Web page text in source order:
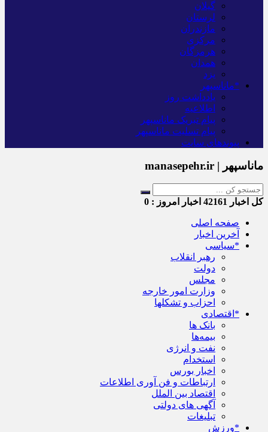
گیلان
لرستان
مازندران
مرکزی
هرمزگان
همدان
یزد
*ماناسپهر
یادداشت روز
اطلاعیه
پیام تبریک ماناسپهر
پیام تسلیت ماناسپهر
پیوندهای سایت
ماناسپهر | manasepehr.ir
کل اخبار اخبار امروز : 0
صفحه اصلی
آخرین اخبار
*سیاسی
رهبر انقلاب
دولت
مجلس
وزارت امور خارجه
احزاب و تشکلها
*اقتصادی
بانک ها
بیمه‌ها
نفت و انرژی
استخدام
اخبار بورس
ارتباطات و فن آوری اطلاعات
اقتصاد بین الملل
آگهی های دولتی
تبلیغات
*ورزش